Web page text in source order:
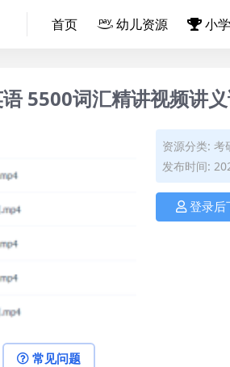
首页 幼儿资源 小
5500词汇精讲视频讲
资源分类: 考
发布时间:
登录后
常见问题